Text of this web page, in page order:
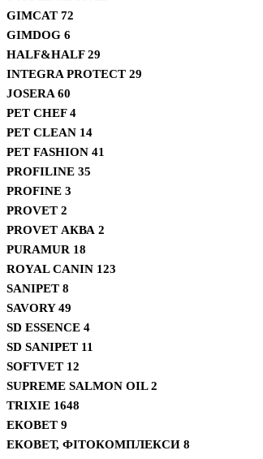
GIMCAT 72
GIMDOG 6
HALF&HALF29
INTEGRA PROTECT 29
JOSERA60
PET CHEF4
PET CLEAN 14
PET FASHION 41
PROFILINE 35
PROFINE 3
PROVET 2
PROVET АКВА 2
PURAMUR 18
ROYAL CANIN 123
SANIPET 8
SAVORY49
SD ESSENCE 4
SD SANIPET 11
SOFTVET 12
SUPREME SALMON OIL2
TRIXIE 1648
ЕКОВЕТ 9
ЕКОВЕТ, ФІТОКОМПЛЕКСИ 8